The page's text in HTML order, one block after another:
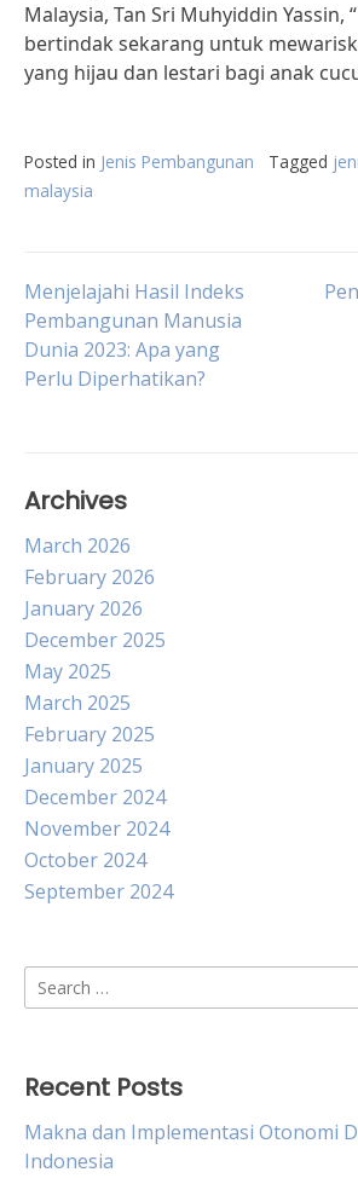
Malaysia, Tan Sri Muhyiddin Yassin,
bertindak sekarang untuk
yang hijau dan lestari bagi anak
Posted in Jenis Pembangunan Tagged
malaysia
Post
navigation
Menjelajahi Hasil Indeks
Pembangunan Manusia
Dunia 2023: Apa yang
Perlu Diperhatikan?
Archives
March 2026
February 2026
January 2026
December 2025
May 2025
March 2025
February 2025
January 2025
December 2024
November 2024
October 2024
September 2024
Search
for:
Recent Posts
Makna dan Implementasi Otonomi
Indonesia